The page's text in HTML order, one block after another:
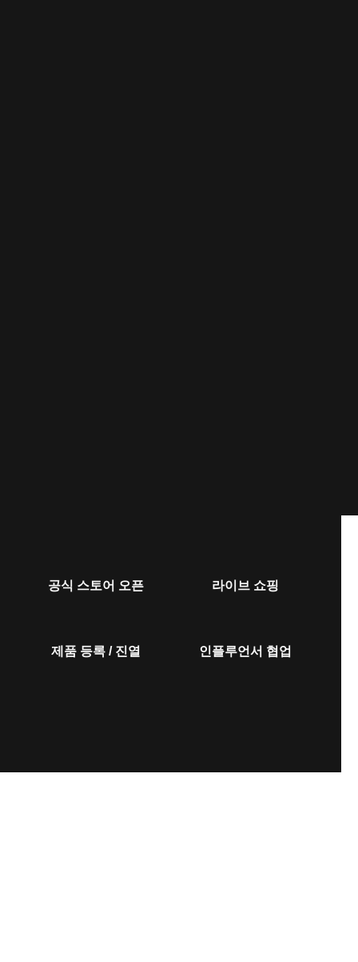
공식 스토어 오픈 라이브 쇼핑
제품 등록 / 진열 인플루언서 협업